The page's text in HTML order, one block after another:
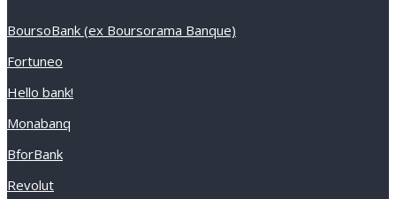
BoursoBank (ex Boursorama Banque)
Fortuneo
Hello bank!
Monabanq
BforBank
Revolut